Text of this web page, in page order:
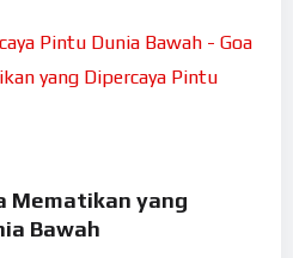
Mematikan yang
Bawah